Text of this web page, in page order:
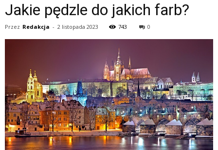
Jakie pędzle do jakich farb?
Przez Redakcja - 2 listopada 2023 743 0